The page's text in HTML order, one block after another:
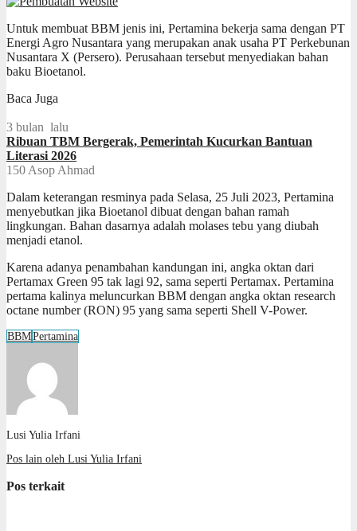
Untuk membuat BBM jenis ini, Pertamina bekerja sama dengan PT
Energi Agro Nusantara yang merupakan anak usaha PT Perkebunan
Nusantara X (Persero). Perusahaan tersebut menyediakan bahan
baku Bioetanol.
Baca Juga
3 bulan lalu
Ribuan TBM Bergerak, Pemerintah Kucurkan Bantuan
Literasi 2026
150 Asop Ahmad
Dalam keterangan resminya pada Selasa, 25 Juli 2023, Pertamina
menyebutkan jika Bioetanol dibuat dengan bahan ramah
lingkungan. Bahan dasarnya adalah molases tebu yang diubah
menjadi etanol.
Karena adanya penambahan kandungan ini, angka oktan dari
Pertamax Green 95 tak lagi 92, sama seperti Pertamax. Pertamina
pertama kalinya meluncurkan BBM dengan angka oktan research
octane number (RON) 95 yang sama seperti Shell V-Power.
BBMPertamina
Lusi Yulia Irfani
Pos lain oleh Lusi Yulia Irfani
Pos terkait